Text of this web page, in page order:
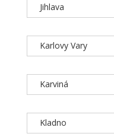
Jihlava
Karlovy Vary
Karviná
Kladno